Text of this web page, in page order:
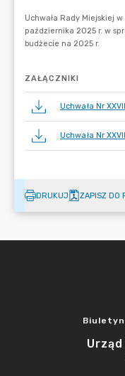
ZAŁĄCZNIKI
Uchwała Nr
Uchwała Nr
DRUKUJ ZAPISZ DO